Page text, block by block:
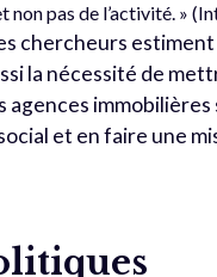
pas de l’activité. »
chercheurs
la nécessité de
agences
et en faire une